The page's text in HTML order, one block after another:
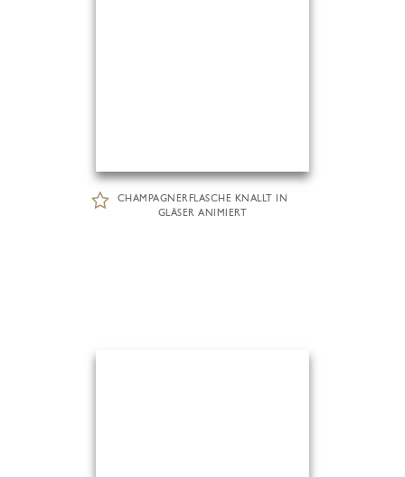
CHAMPAGNERFLASCHE KNALLT IN
GLÄSER ANIMIERT